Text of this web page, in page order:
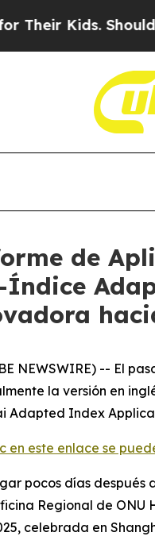
Kids. Should the
de
NEWSWIRE) -- El
la versión en
Adapted Index
en este enlace se
pocos días
Regional de
celebrada en